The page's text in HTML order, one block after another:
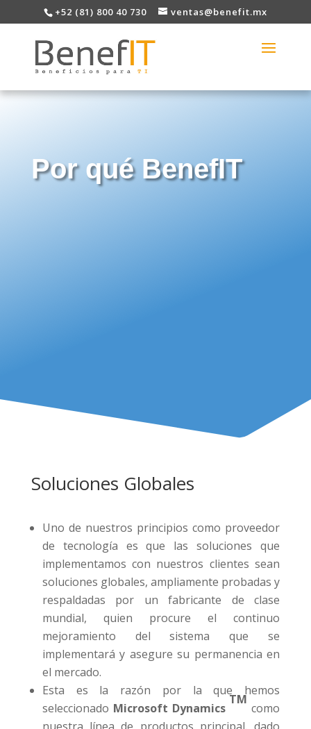
+52 (81) 800 40 730 ventas@benefit.mx
Por qué BenefIT
Soluciones Globales
Uno de nuestros principios como proveedor
de tecnología es que las soluciones que
implementamos con nuestros clientes sean
soluciones globales, ampliamente probadas y
respaldadas por un fabricante de clase
mundial, quien procure el continuo
mejoramiento del sistema que se
implementará y asegure su permanencia en
el mercado.
Esta es la razón por la que hemos
seleccionado Microsoft Dynamics
TM
como